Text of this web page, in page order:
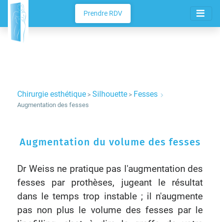
Prendre RDV
Chirurgie esthétique > Silhouette > Fesses
Augmentation des fesses
Augmentation du volume des fesses
Dr Weiss ne pratique pas l'augmentation des
fesses par prothèses, jugeant le résultat
dans le temps trop instable ; il n'augmente
pas non plus le volume des fesses par le